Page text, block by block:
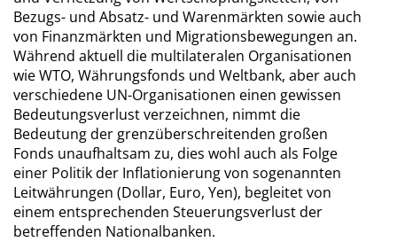
Bezugs- und Absatz- und Warenmärkten sowie auch
von Finanzmärkten und Migrationsbewegungen an.
Während aktuell die multilateralen Organisationen
wie WTO, Währungsfonds und Weltbank, aber auch
verschiedene UN-Organisationen einen gewissen
Bedeutungsverlust verzeichnen, nimmt die
Bedeutung der grenzüberschreitenden großen
Fonds unaufhaltsam zu, dies wohl auch als Folge
einer Politik der Inflationierung von sogenannten
Leitwährungen (Dollar, Euro, Yen), begleitet von
einem entsprechenden Steuerungsverlust der
betreffenden Nationalbanken.